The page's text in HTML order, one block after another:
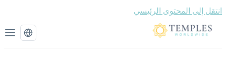
إلى المحتوى الرئيسي